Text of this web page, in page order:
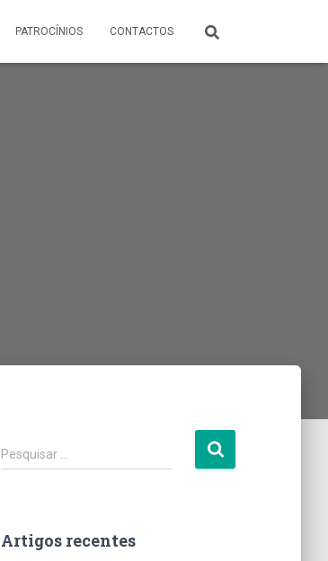
PATROCÍNIOS CONTACTOS
P
e
i
Pesquisar …
Artigos recentes